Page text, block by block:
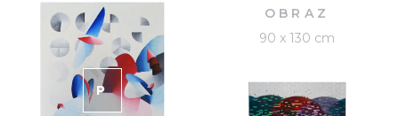
PRODÁNO
OBRAZ
90 x 130 cm